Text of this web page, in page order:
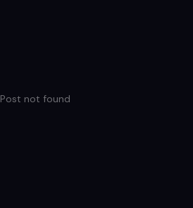
Post not found